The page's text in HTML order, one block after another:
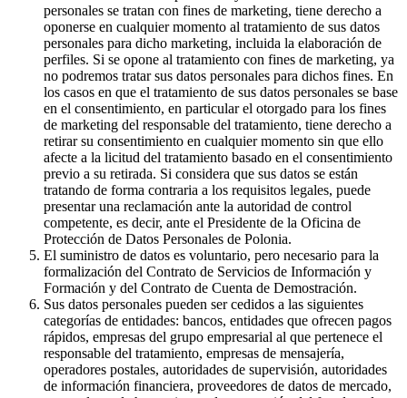
personales se tratan con fines de marketing, tiene derecho a
oponerse en cualquier momento al tratamiento de sus datos
personales para dicho marketing, incluida la elaboración de
perfiles. Si se opone al tratamiento con fines de marketing, ya
no podremos tratar sus datos personales para dichos fines. En
los casos en que el tratamiento de sus datos personales se base
en el consentimiento, en particular el otorgado para los fines
de marketing del responsable del tratamiento, tiene derecho a
retirar su consentimiento en cualquier momento sin que ello
afecte a la licitud del tratamiento basado en el consentimiento
previo a su retirada. Si considera que sus datos se están
tratando de forma contraria a los requisitos legales, puede
presentar una reclamación ante la autoridad de control
competente, es decir, ante el Presidente de la Oficina de
Protección de Datos Personales de Polonia.
El suministro de datos es voluntario, pero necesario para la
formalización del Contrato de Servicios de Información y
Formación y del Contrato de Cuenta de Demostración.
Sus datos personales pueden ser cedidos a las siguientes
categorías de entidades: bancos, entidades que ofrecen pagos
rápidos, empresas del grupo empresarial al que pertenece el
responsable del tratamiento, empresas de mensajería,
operadores postales, autoridades de supervisión, autoridades
de información financiera, proveedores de datos de mercado,